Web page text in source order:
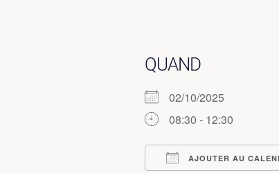
QUAND
02/10/2025
08:30 - 12:30
AJOUTER AU